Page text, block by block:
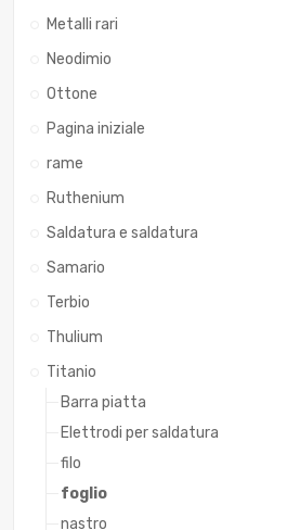
Metalli rari
Neodimio
Ottone
Pagina iniziale
rame
Ruthenium
Saldatura e saldatura
Samario
Terbio
Thulium
Titanio
Barra piatta
Elettrodi per saldatura
filo
foglio
nastro